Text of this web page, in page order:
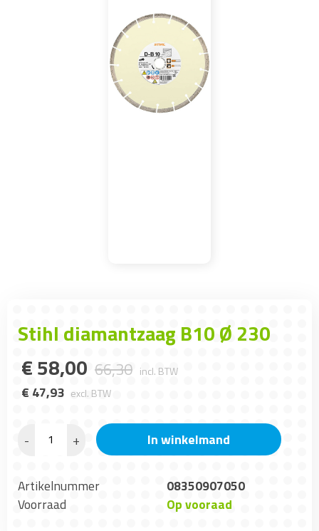
Stihl diamantzaag B10 Ø 230
€58,00 66,30 incl. BTW
€ 47,93 excl. BTW
- + In winkelmand
Artikelnummer
08350907050
Voorraad
Op vooraad